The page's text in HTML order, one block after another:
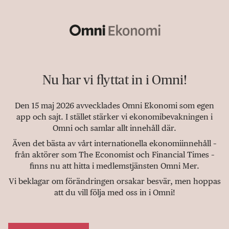
Nu har vi flyttat in i Omni!
Den 15 maj 2026 avvecklades Omni Ekonomi som egen
app och sajt. I stället stärker vi ekonomibevakningen i
Omni och samlar allt innehåll där.
Även det bästa av vårt internationella ekonomiinnehåll –
från aktörer som The Economist och Financial Times –
finns nu att hitta i medlemstjänsten Omni Mer.
Vi beklagar om förändringen orsakar besvär, men hoppas
att du vill följa med oss in i Omni!